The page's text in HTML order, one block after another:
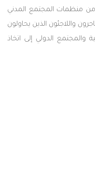
من منظمات المجتمع المدني
واللاجئون الذين يحاولون
والمجتمع الدولي إلى اتخاذ